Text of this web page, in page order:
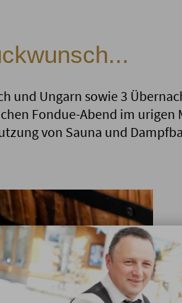
und Ungarn sowie 3
Fondue-Abend im urigen
von Sauna und